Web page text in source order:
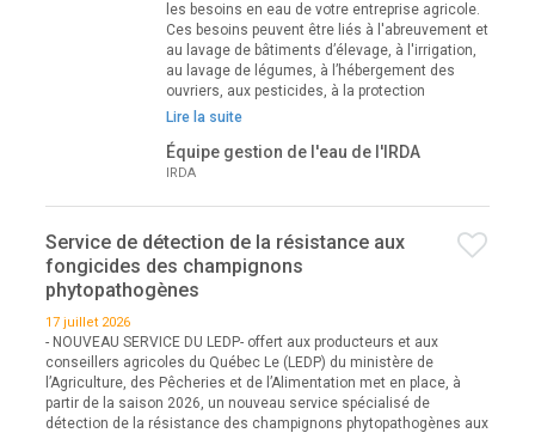
les besoins en eau de votre entreprise agricole.
Ces besoins peuvent être liés à l'abreuvement et
au lavage de bâtiments d’élevage, à l'irrigation,
au lavage de légumes, à l’hébergement des
ouvriers, aux pesticides, à la protection
Lire la suite
Équipe gestion de l'eau de l'IRDA
IRDA
Service de détection de la résistance aux
fongicides des champignons
phytopathogènes
17 juillet 2026
- NOUVEAU SERVICE DU LEDP- offert aux producteurs et aux
conseillers agricoles du Québec Le (LEDP) du ministère de
l’Agriculture, des Pêcheries et de l’Alimentation met en place, à
partir de la saison 2026, un nouveau service spécialisé de
détection de la résistance des champignons phytopathogènes aux